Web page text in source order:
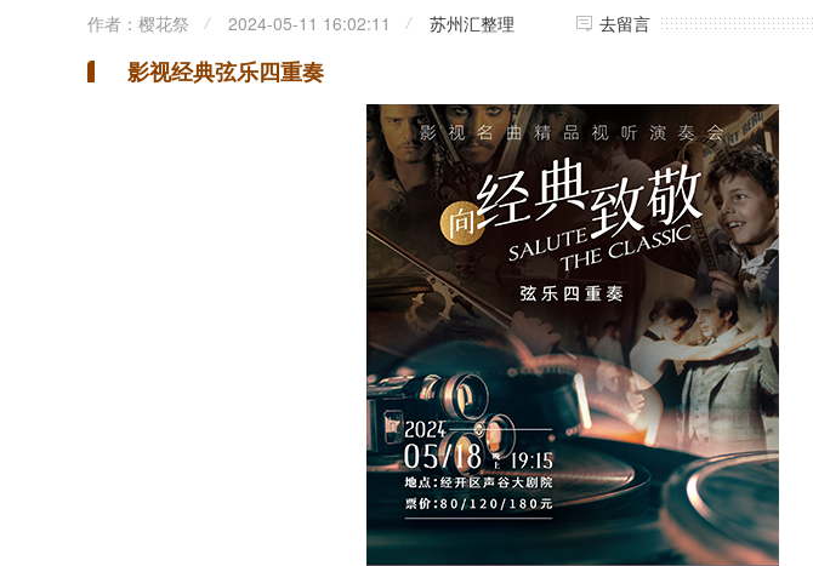
作者：樱花祭 2024-05-11 16:02:11 苏州汇整理 去留言
影视经典弦乐四重奏